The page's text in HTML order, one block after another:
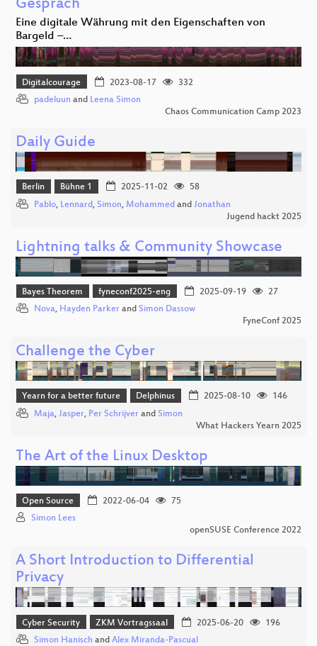
Gespräch
Eine digitale Währung mit den Eigenschaften von
Bargeld –…
Digitalcourage 2023-08-17
332
padeluun and Leena Simon
Chaos Communication Camp 2023
Daily Guide
Berlin Bühne 1 2025-11-02
58
Pablo, Lennard, Simon, Mohammed and Jonathan
Jugend hackt 2025
Lightning talks & Community Showcase
Bayes Theorem fyneconf2025-eng 2025-09-19
27
Nova, Hayden Parker and Simon Dassow
FyneConf 2025
Challenge the Cyber
Yearn for a better future Delphinus 2025-08-10
146
Maja, Jasper, Per Schrijver and Simon
What Hackers Yearn 2025
The Art of the Linux Desktop
Open Source 2022-06-04
75
Simon Lees
openSUSE Conference 2022
A Short Introduction to Differential
Privacy
Cyber Security ZKM Vortragssaal 2025-06-20
196
Simon Hanisch and Alex Miranda-Pascual